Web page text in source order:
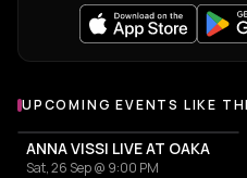
UPCOMING EVENTS LIKE
ANNA VISSI LIVE AT OAKA
Sat, 26 Sep @ 9:00 PM